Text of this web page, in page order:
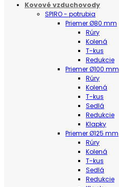
Kovové vzduchovody
SPIRO - potrubia
Priemer Ø80 mm
Rúry
Kolená
T-kus
Redukcie
Priemer Ø100 mm
Rúry
Kolená
T-kus
Sedlá
Redukcie
Klapky
Priemer Ø125 mm
Rúry
Kolená
T-kus
Sedlá
Redukcie